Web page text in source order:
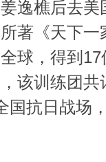
逸樵后去
著《天下
球，得到
该训练团
国抗日战场